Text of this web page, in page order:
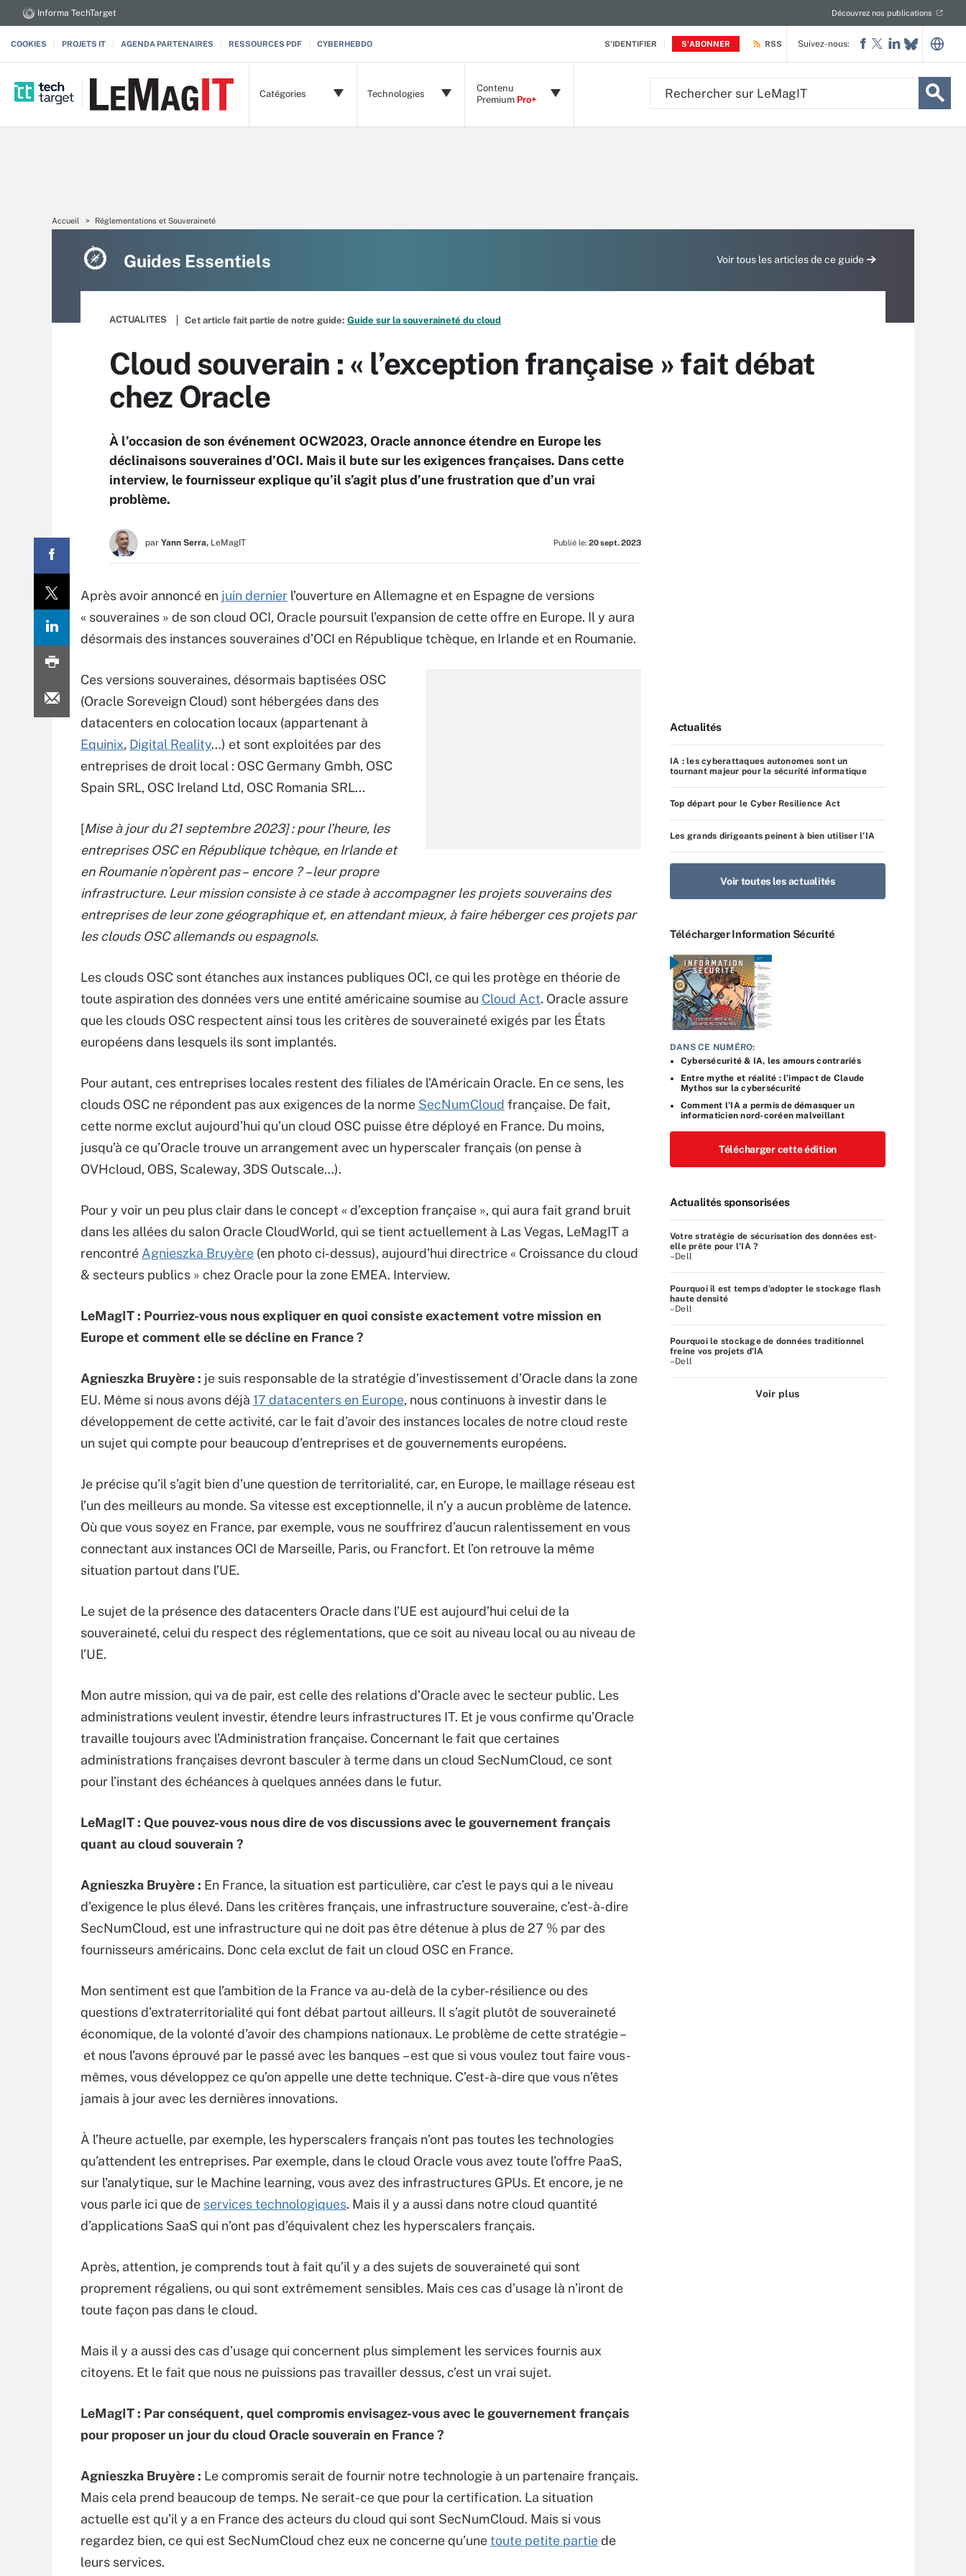
S'IDENTIFIER S'ABONNER
Informa TechTarget Découvrez nos publications
COOKIES PROJETS IT AGENDA PARTENAIRES RESSOURCES PDF CYBERHEBDO RSS
Catégories Technologies
Contenu
Premium Pro+
Suivez-nous:
Accueil Réglementations et Souveraineté
Guides Essentiels Voir tous les articles de ce guide
ACTUALITES Cet article fait partie de notre guide: Guide sur la souveraineté du cloud
Cloud souverain : « l’exception française » fait débat
chez Oracle
À l’occasion de son événement OCW2023, Oracle annonce étendre en Europe les
déclinaisons souveraines d’OCI. Mais il bute sur les exigences françaises. Dans cette
interview, le fournisseur explique qu’il s’agit plus d’une frustration que d’un vrai
problème.
par Yann Serra, LeMagIT Publié le: 20 sept. 2023
Après avoir annoncé en juin dernier l’ouverture en Allemagne et en Espagne de versions
« souveraines » de son cloud OCI, Oracle poursuit l’expansion de cette offre en Europe. Il y aura
désormais des instances souveraines d’OCI en République tchèque, en Irlande et en Roumanie.
Ces versions souveraines, désormais baptisées OSC
(Oracle Soreveign Cloud) sont hébergées dans des
datacenters en colocation locaux (appartenant à
Equinix, Digital Reality…) et sont exploitées par des
entreprises de droit local : OSC Germany Gmbh, OSC
Spain SRL, OSC Ireland Ltd, OSC Romania SRL...
[Mise à jour du 21 septembre 2023] : pour l’heure, les
entreprises OSC en République tchèque, en Irlande et
en Roumanie n’opèrent pas – encore ? – leur propre
infrastructure. Leur mission consiste à ce stade à accompagner les projets souverains des
entreprises de leur zone géographique et, en attendant mieux, à faire héberger ces projets par
les clouds OSC allemands ou espagnols.
Les clouds OSC sont étanches aux instances publiques OCI, ce qui les protège en théorie de
toute aspiration des données vers une entité américaine soumise au Cloud Act. Oracle assure
que les clouds OSC respectent ainsi tous les critères de souveraineté exigés par les États
européens dans lesquels ils sont implantés.
Pour autant, ces entreprises locales restent des filiales de l’Américain Oracle. En ce sens, les
clouds OSC ne répondent pas aux exigences de la norme SecNumCloud française. De fait,
cette norme exclut aujourd’hui qu’un cloud OSC puisse être déployé en France. Du moins,
jusqu’à ce qu’Oracle trouve un arrangement avec un hyperscaler français (on pense à
OVHcloud, OBS, Scaleway, 3DS Outscale…).
Pour y voir un peu plus clair dans le concept « d’exception française », qui aura fait grand bruit
dans les allées du salon Oracle CloudWorld, qui se tient actuellement à Las Vegas, LeMagIT a
rencontré Agnieszka Bruyère (en photo ci-dessus), aujourd’hui directrice « Croissance du cloud
& secteurs publics » chez Oracle pour la zone EMEA. Interview.
LeMagIT : Pourriez-vous nous expliquer en quoi consiste exactement votre mission en
Europe et comment elle se décline en France ?
Agnieszka Bruyère : je suis responsable de la stratégie d’investissement d’Oracle dans la zone
EU. Même si nous avons déjà 17 datacenters en Europe, nous continuons à investir dans le
développement de cette activité, car le fait d’avoir des instances locales de notre cloud reste
un sujet qui compte pour beaucoup d’entreprises et de gouvernements européens.
Je précise qu’il s’agit bien d’une question de territorialité, car, en Europe, le maillage réseau est
l’un des meilleurs au monde. Sa vitesse est exceptionnelle, il n’y a aucun problème de latence.
Où que vous soyez en France, par exemple, vous ne souffrirez d’aucun ralentissement en vous
connectant aux instances OCI de Marseille, Paris, ou Francfort. Et l’on retrouve la même
situation partout dans l’UE.
Le sujet de la présence des datacenters Oracle dans l’UE est aujourd’hui celui de la
souveraineté, celui du respect des réglementations, que ce soit au niveau local ou au niveau de
l’UE.
Mon autre mission, qui va de pair, est celle des relations d’Oracle avec le secteur public. Les
administrations veulent investir, étendre leurs infrastructures IT. Et je vous confirme qu’Oracle
travaille toujours avec l’Administration française. Concernant le fait que certaines
administrations françaises devront basculer à terme dans un cloud SecNumCloud, ce sont
pour l’instant des échéances à quelques années dans le futur.
LeMagIT : Que pouvez-vous nous dire de vos discussions avec le gouvernement français
quant au cloud souverain ?
Agnieszka Bruyère : En France, la situation est particulière, car c’est le pays qui a le niveau
d’exigence le plus élevé. Dans les critères français, une infrastructure souveraine, c’est-à-dire
SecNumCloud, est une infrastructure qui ne doit pas être détenue à plus de 27 % par des
fournisseurs américains. Donc cela exclut de fait un cloud OSC en France.
Mon sentiment est que l’ambition de la France va au-delà de la cyber-résilience ou des
questions d’extraterritorialité qui font débat partout ailleurs. Il s’agit plutôt de souveraineté
économique, de la volonté d’avoir des champions nationaux. Le problème de cette stratégie –
et nous l’avons éprouvé par le passé avec les banques – est que si vous voulez tout faire vous-
mêmes, vous développez ce qu’on appelle une dette technique. C’est-à-dire que vous n’êtes
jamais à jour avec les dernières innovations.
À l’heure actuelle, par exemple, les hyperscalers français n’ont pas toutes les technologies
qu’attendent les entreprises. Par exemple, dans le cloud Oracle vous avez toute l’offre PaaS,
sur l’analytique, sur le Machine learning, vous avez des infrastructures GPUs. Et encore, je ne
vous parle ici que de services technologiques. Mais il y a aussi dans notre cloud quantité
d’applications SaaS qui n’ont pas d’équivalent chez les hyperscalers français.
Après, attention, je comprends tout à fait qu’il y a des sujets de souveraineté qui sont
proprement régaliens, ou qui sont extrêmement sensibles. Mais ces cas d’usage là n’iront de
toute façon pas dans le cloud.
Mais il y a aussi des cas d’usage qui concernent plus simplement les services fournis aux
citoyens. Et le fait que nous ne puissions pas travailler dessus, c’est un vrai sujet.
LeMagIT : Par conséquent, quel compromis envisagez-vous avec le gouvernement français
pour proposer un jour du cloud Oracle souverain en France ?
Agnieszka Bruyère : Le compromis serait de fournir notre technologie à un partenaire français.
Mais cela prend beaucoup de temps. Ne serait-ce que pour la certification. La situation
actuelle est qu’il y a en France des acteurs du cloud qui sont SecNumCloud. Mais si vous
regardez bien, ce qui est SecNumCloud chez eux ne concerne qu’unetoute petite partiede
leurs services.
Actualités
IA : les cyberattaques autonomes sont un
tournant majeur pour la sécurité informatique
Top départ pour le Cyber Resilience Act
Les grands dirigeants peinent à bien utiliser l’IA
Voir toutes les actualités
Télécharger Information Sécurité
DANS CE NUMÉRO:
Cybersécurité & IA, les amours contrariés
Entre mythe et réalité : l’impact de Claude
Mythos sur la cybersécurité
Comment l’IA a permis de démasquer un
informaticien nord-coréen malveillant
Télécharger cette édition
Actualités sponsorisées
Votre stratégie de sécurisation des données est-
elle prête pour l'IA ?
–Dell
Pourquoi il est temps d’adopter le stockage flash
haute densité
–Dell
Pourquoi le stockage de données traditionnel
freine vos projets d’IA
–Dell
Voir plus